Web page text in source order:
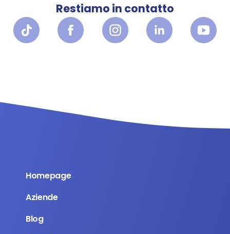
Restiamo in contatto
Homepage
Aziende
Blog